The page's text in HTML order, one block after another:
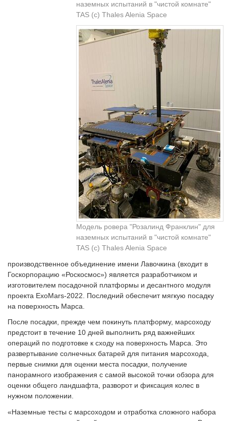
наземных испытаний в "чистой комнате"
TAS (с) Thales Alenia Space
Модель ровера "Розалинд Франклин" для
наземных испытаний в "чистой комнате"
TAS (с) Thales Alenia Space
производственное объединение имени Лавочкина (входит в
Госкорпорацию «Роскосмос») является разработчиком и
изготовителем посадочной платформы и десантного модуля
проекта ExoMars-2022. Последний обеспечит мягкую посадку
на поверхность Марса.
После посадки, прежде чем покинуть платформу, марсоходу
предстоит в течение 10 дней выполнить ряд важнейших
операций по подготовке к сходу на поверхность Марса. Это
развертывание солнечных батарей для питания марсохода,
первые снимки для оценки места посадки, получение
панорамного изображения с самой высокой точки обзора для
оценки общего ландшафта, разворот и фиксация колес в
нужном положении.
«Наземные тесты с марсоходом и отработка сложного набора